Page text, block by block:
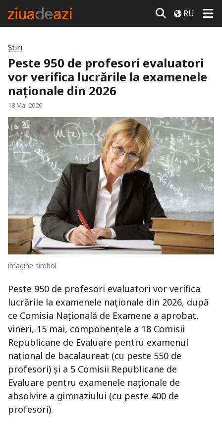
RU
Știri
Peste 950 de profesori evaluatori
vor verifica lucrările la examenele
naționale din 2026
18 Mai 2026
imagine simbol
Peste 950 de profesori evaluatori vor verifica
lucrările la examenele naționale din 2026, după
ce Comisia Națională de Examene a aprobat,
vineri, 15 mai, componențele a 18 Comisii
Republicane de Evaluare pentru examenul
național de bacalaureat (cu peste 550 de
profesori) și a 5 Comisii Republicane de
Evaluare pentru examenele naționale de
absolvire a gimnaziului (cu peste 400 de
profesori).